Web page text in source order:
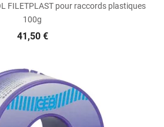
FILETPLAST pour raccords plastiques
100g
41,50 €